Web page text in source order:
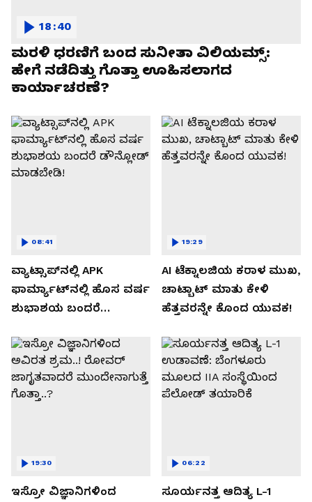
ಮರಳಿ ಧರಣಿಗೆ ಬಂದ ಸುನೀತಾ ವಿಲಿಯಮ್ಸ್:
ಹೇಗೆ ನಡೆದಿತ್ತು ಗೊತ್ತಾ ಊಹಿಸಲಾಗದ
ಕಾರ್ಯಾಚರಣೆ?
18:40
ವ್ಯಾಟ್ಸಾಪ್‌ನಲ್ಲಿ APK
ಫಾರ್ಮ್ಯಾಟ್‌ನಲ್ಲಿ ಹೊಸ ವರ್ಷ
ಶುಭಾಶಯ ಬಂದರೆ
08:41
AI ಟೆಕ್ನಾಲಜಿಯ ಕರಾಳ ಮುಖ,
ಚಾಟ್ಬಾಟ್ ಮಾತು ಕೇಳಿ
ಹೆತ್ತವರನ್ನೇ ಕೊಂದ ಯುವಕ!
19:29
ಇಸ್ರೋ ವಿಜ್ಞಾನಿಗಳಿಂದ
19:30
ಸೂರ್ಯನತ್ತ ಆದಿತ್ಯ L-1
06:22